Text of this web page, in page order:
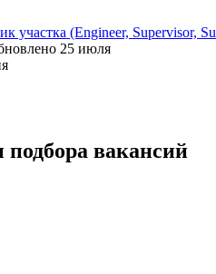
участка (Engineer, Supervisor,
25 июля
вакансий